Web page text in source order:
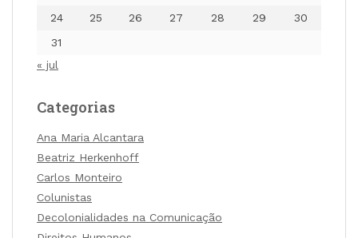
24
25 26 27 28 29
30
31
« jul
Categorias
Ana Maria Alcantara
Beatriz Herkenhoff
Carlos Monteiro
Colunistas
Decolonialidades na Comunicação